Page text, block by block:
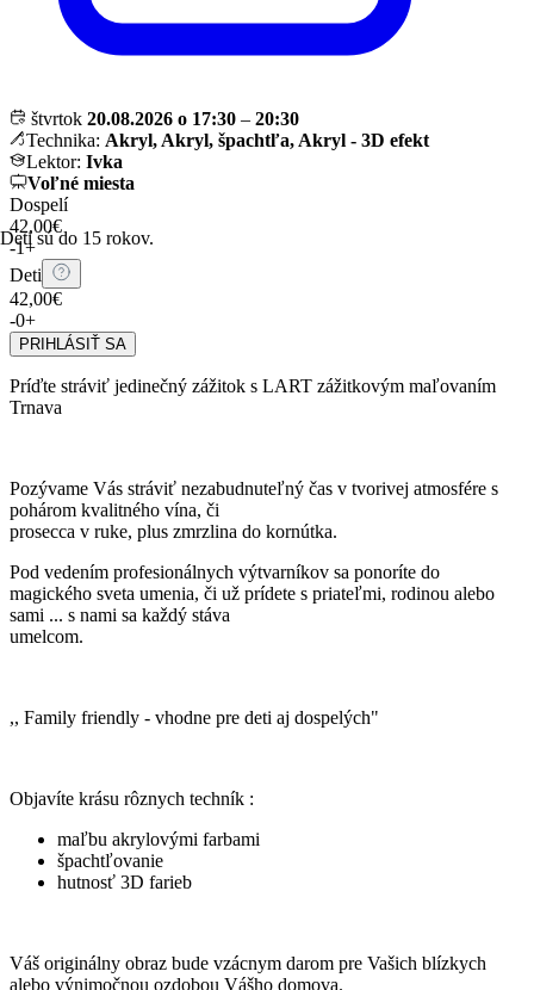
štvrtok 20.08.2026 o 17:30 – 20:30
Technika: Akryl, Akryl, špachtľa, Akryl - 3D efekt
Lektor: Ivka
Voľné miesta
Dospelí
42,00€
-1+
Deti
Deti sú do 15 rokov.
42,00€
-0+
PRIHLÁSIŤ SA
Príďte stráviť jedinečný zážitok s LART zážitkovým maľovaním
Trnava
Pozývame Vás stráviť nezabudnuteľný čas v tvorivej atmosfére s
pohárom kvalitného vína, či
prosecca v ruke, plus zmrzlina do kornútka.
Pod vedením profesionálnych výtvarníkov sa ponoríte do
magického sveta umenia, či už prídete s priateľmi, rodinou alebo
sami ... s nami sa každý stáva
umelcom.
,, Family friendly - vhodne pre deti aj dospelých"
Objavíte krásu rôznych techník :
maľbu akrylovými farbami
špachtľovanie
hutnosť 3D farieb
Váš originálny obraz bude vzácnym darom pre Vašich blízkych
alebo výnimočnou ozdobou Vášho domova.